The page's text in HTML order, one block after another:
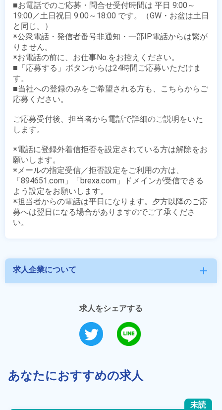
■お電話でのご応募・問合せ受付時間は 平日 9:00～
19:00／土日祝日 9:00～18:00 です。（GW・お盆は土日
と同じ。）
※公衆電話・発信者番号非通知・一部IP電話からは繋が
りません。
※お電話の前に、お仕事No.をお控えください。
■「応募する」ボタンからは24時間ご応募いただけま
す。
■当社への登録のみをご希望される方も、こちらからご
応募ください。
ご応募受付後、担当者から電話で詳細のご説明をいた
します。
※電話に登録外着信拒否を設定されている方は解除をお
願いします。
※メールの指定受信／拒否設定をご利用の方は、
「894651.com」「brexa.com」ドメインが受信できる
よう設定をお願いします。
※担当者からの電話は平日になります。夕方以降のご応
募へは翌日になる場合がありますのでご了承くださ
求人企業について add
求人をシェアする
あなたにおすすめの求人
未読